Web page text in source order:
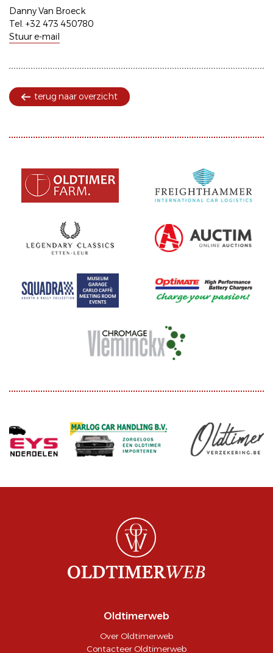
Danny Van Broeck
Tel. +32 473 450780
Stuur e-mail
terug naar overzicht
Oldtimerweb
Over Oldtimerweb
Contacteer Oldtimerweb